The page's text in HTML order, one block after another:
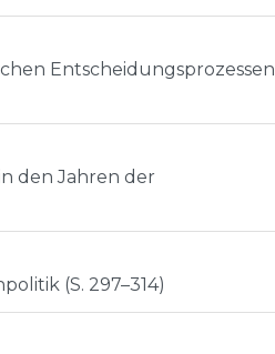
Entscheidungsprozessen
den Jahren der
(S. 297–314)